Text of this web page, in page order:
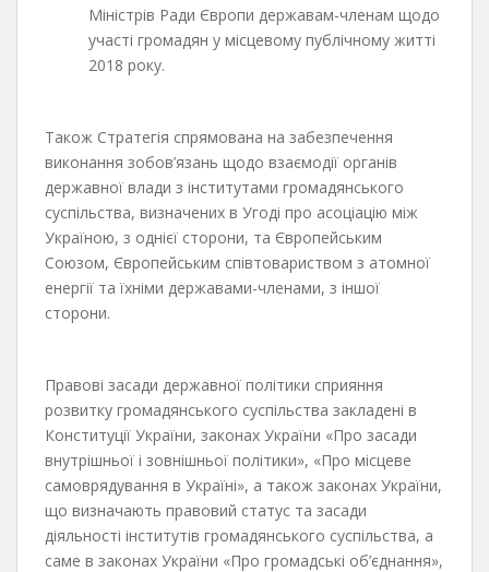
Міністрів Ради Європи державам-членам щодо
участі громадян у місцевому публічному житті
2018 року.
Також Стратегія спрямована на забезпечення
виконання зобов’язань щодо взаємодії органів
державної влади з інститутами громадянського
суспільства, визначених в Угоді про асоціацію між
Україною, з однієї сторони, та Європейським
Союзом, Європейським співтовариством з атомної
енергії та їхніми державами-членами, з іншої
сторони.
Правові засади державної політики сприяння
розвитку громадянського суспільства закладені в
Конституції України, законах України «Про засади
внутрішньої і зовнішньої політики», «Про місцеве
самоврядування в Україні», а також законах України,
що визначають правовий статус та засади
діяльності інститутів громадянського суспільства, а
саме в законах України «Про громадські об’єднання»,